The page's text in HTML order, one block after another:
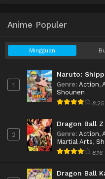
Anime Populer
Mingguan
1
Naruto:
Genre: Action,
Shounen
8.25
2
Dragon Ball Z
Genre: Action,
Martial Arts,
8.16
Dragon Ball